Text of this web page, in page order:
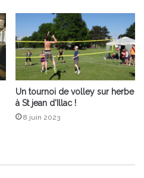
Un tournoi de volley sur herbe
à St jean d’Illac !
8 juin 2023